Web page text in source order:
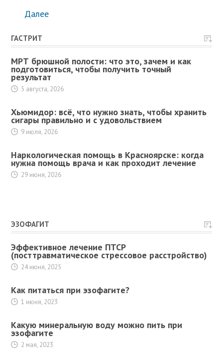
Далее
ГАСТРИТ
МРТ брюшной полости: что это, зачем и как
подготовиться, чтобы получить точный
результат
5 августа, 2026
Хьюмидор: всё, что нужно знать, чтобы хранить
сигары правильно и с удовольствием
9 июля, 2026
Наркологическая помощь в Красноярске: когда
нужна помощь врача и как проходит лечение
29 июня, 2026
ЭЗОФАГИТ
Эффективное лечение ПТСР
(посттравматическое стрессовое расстройство)
24 июня, 2025
Как питаться при эзофагите?
1 июня, 2023
Какую минеральную воду можно пить при
эзофагите
2 мая, 2023